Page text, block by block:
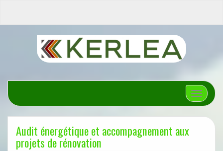
Afficher/
Audit énergétique et accompagnement aux
projets de rénovation